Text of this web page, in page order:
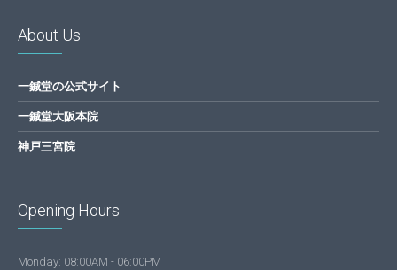
About Us
一鍼堂の公式サイト
一鍼堂大阪本院
神戸三宮院
Opening Hours
Monday: 08:00AM - 06:00PM